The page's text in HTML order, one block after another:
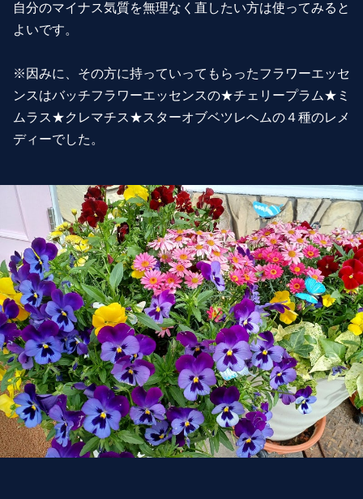
自分のマイナス気質を無理なく直したい方は使ってみると
よいです。
※因みに、その方に持っていってもらったフラワーエッセ
ンスはバッチフラワーエッセンスの★チェリープラム★ミ
ムラス★クレマチス★スターオブベツレヘムの４種のレメ
ディーでした。